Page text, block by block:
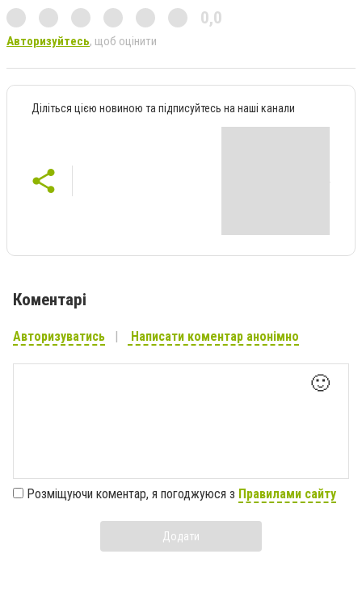
0,0
Авторизуйтесь, щоб оцінити
Діліться цією новиною та підписуйтесь на наші канали
Коментарі
Авторизуватись Написати коментар анонімно
🙂
Розміщуючи коментар, я погоджуюся з Правилами сайту
Додати